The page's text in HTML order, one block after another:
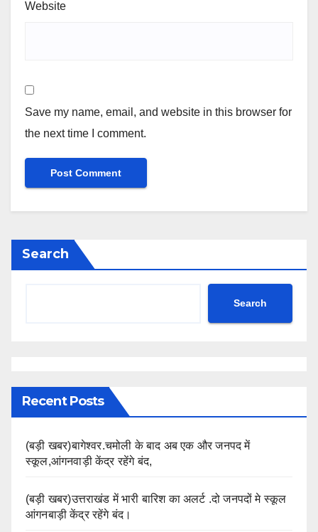
Website
Save my name, email, and website in this browser for
the next time I comment.
Search
Search
Recent Posts
(बड़ी खबर)बागेश्वर.चमोली के बाद अब एक और जनपद में
स्कूल,आंगनवाड़ी केंद्र रहेंगे बंद,
(बड़ी खबर)उत्तराखंड में भारी बारिश का अलर्ट .दो जनपदों मे स्कूल
आंगनबाड़ी केंद्र रहेंगे बंद।